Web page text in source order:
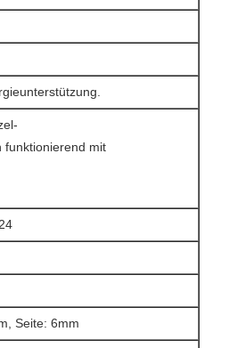
funktionierend mit
Seite: 6mm